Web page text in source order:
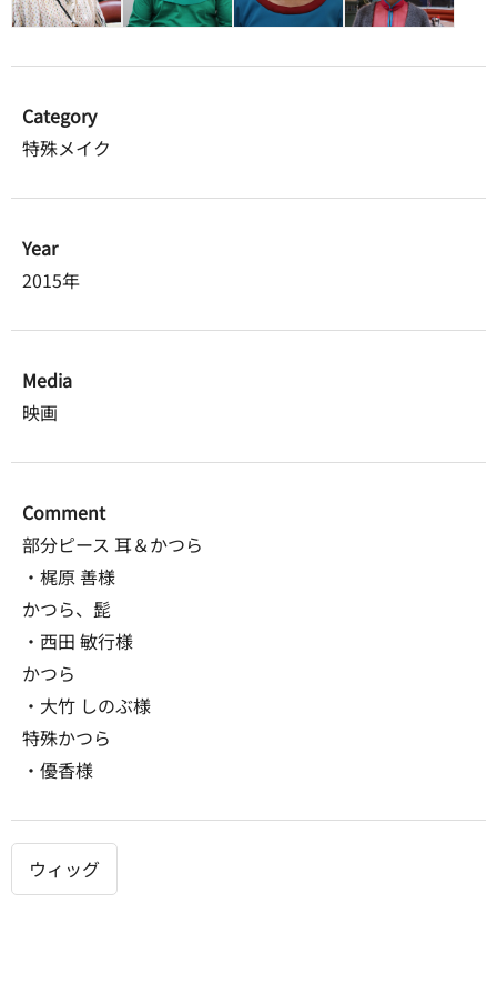
Category
特殊メイク
Year
2015年
Media
映画
Comment
部分ピース 耳＆かつら
・梶原 善様
かつら、髭
・西田 敏行様
かつら
・大竹 しのぶ様
特殊かつら
・優香様
ウィッグ